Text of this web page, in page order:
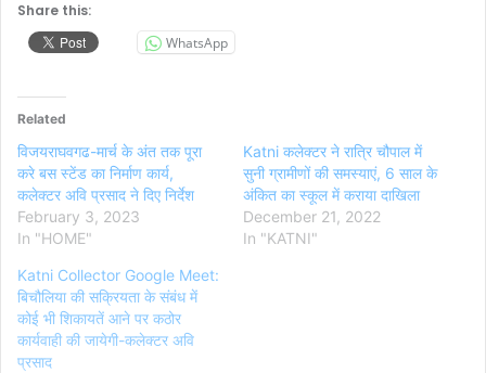
Share this:
WhatsApp
Related
विजयराघवगढ-मार्च के अंत तक पूरा
करे बस स्टेंड का निर्माण कार्य,
कलेक्टर अवि प्रसाद ने दिए निर्देश
February 3, 2023
In "HOME"
Katni कलेक्टर ने रात्रि चौपाल में
सुनी ग्रामीणों की समस्याएं, 6 साल के
अंकित का स्कूल में कराया दाखिला
December 21, 2022
In "KATNI"
Katni Collector Google Meet:
बिचौलिया की सक्रियता के संबंध में
कोई भी शिकायतें आने पर कठोर
कार्यवाही की जायेगी-कलेक्टर अवि
प्रसाद